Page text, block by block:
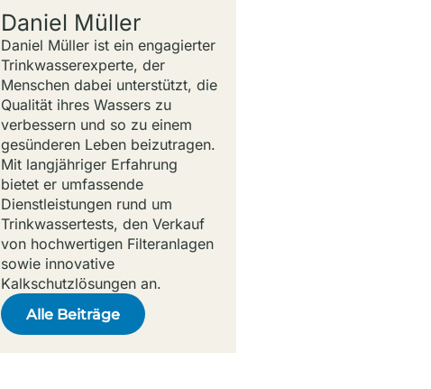
Daniel Müller
Daniel Müller ist ein engagierter
Trinkwasserexperte, der
Menschen dabei unterstützt, die
Qualität ihres Wassers zu
verbessern und so zu einem
gesünderen Leben beizutragen.
Mit langjähriger Erfahrung
bietet er umfassende
Dienstleistungen rund um
Trinkwassertests, den Verkauf
von hochwertigen Filteranlagen
sowie innovative
Kalkschutzlösungen an.
Alle Beiträge